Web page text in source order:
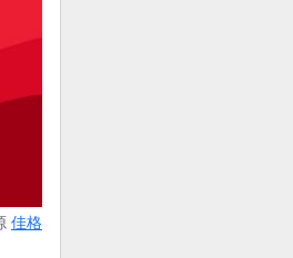
佳格